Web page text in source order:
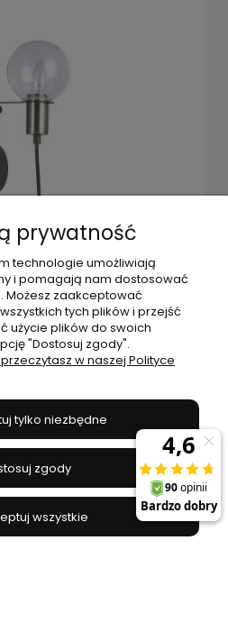
MB16096-1B Italux
- MB16096-1B
zł
koszyka
prywatność
technologie umożliwiają
i pomagają nam dostosować
Możesz zaakceptować
tych plików i przejść
użycie plików do swoich
"Dostosuj zgody".
w naszej Polityce
tylko niezbędne
zgody
wszystkie